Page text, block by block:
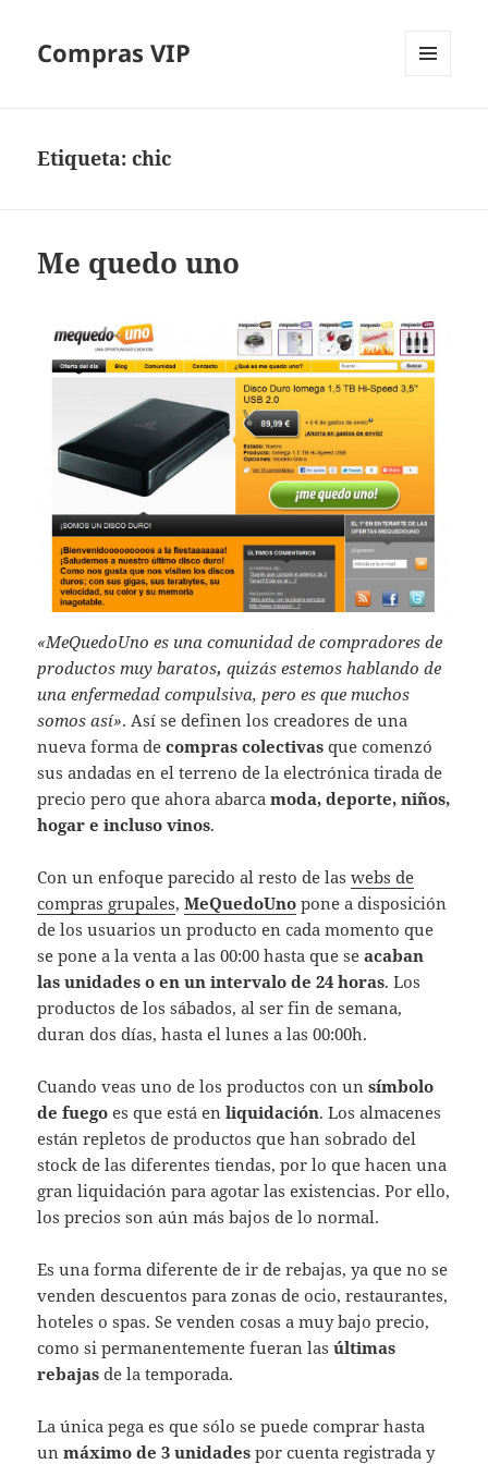
Compras VIP
Etiqueta:chic
Me quedo uno
«MeQuedoUno es una comunidad de compradores de
productos muy baratos, quizás estemos hablando de
una enfermedad compulsiva, pero es que muchos
somos así». Así se definen los creadores de una
nueva forma decompras colectivas que comenzó
sus andadas en el terreno de la electrónica tirada de
precio pero que ahora abarcamoda, deporte, niños,
hogar e incluso vinos.
Con un enfoque parecido al resto de laswebs de
compras grupales,MeQuedoUno pone a disposición
de los usuarios un producto en cada momento que
se pone a la venta a las 00:00 hasta que seacaban
las unidades o en un intervalo de 24 horas. Los
productos de los sábados, al ser fin de semana,
duran dos días, hasta el lunes a las 00:00h.
Cuando veas uno de los productos con unsímbolo
de fuego es que está enliquidación. Los almacenes
están repletos de productos que han sobrado del
stock de las diferentes tiendas, por lo que hacen una
gran liquidación para agotar las existencias. Por ello,
los precios son aún más bajos de lo normal.
Es una forma diferente de ir de rebajas, ya que no se
venden descuentos para zonas de ocio, restaurantes,
hoteles o spas. Se venden cosas a muy bajo precio,
como si permanentemente fueran lasúltimas
rebajas de la temporada.
La única pega es que sólo se puede comprar hasta
unmáximo de 3 unidadespor cuenta registrada y